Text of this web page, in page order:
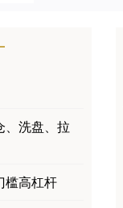
、洗盘、拉
槛高杠杆